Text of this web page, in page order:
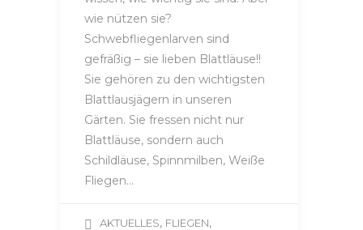
wie nützen sie?
Schwebfliegenlarven sind
gefräßig – sie lieben Blattläuse!!
Sie gehören zu den wichtigsten
Blattlausjägern in unseren
Gärten. Sie fressen nicht nur
Blattläuse, sondern auch
Schildläuse, Spinnmilben, Weiße
Fliegen…
AKTUELLES, FLIEGEN,